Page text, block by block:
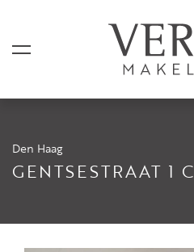
Den Haag
GENTSESTRAAT 1 C
AANBOD